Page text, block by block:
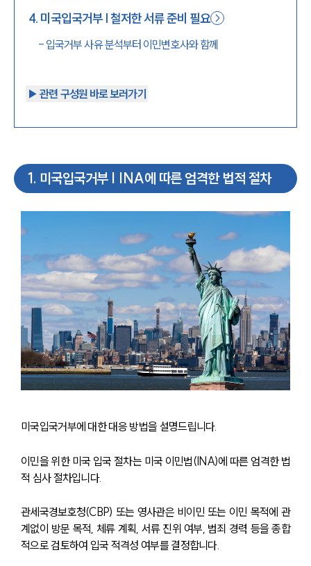
4. 미국입국거부 | 철저한 서류 준비 필요
- 입국거부 사유 분석부터 이민변호사와 함께
▶︎ 관련 구성원 바로 보러가기
1. 미국입국거부 | INA에 따른 엄격한 법적 절차
미국입국거부에 대한 대응 방법을 설명드립니다.
이민을 위한 미국 입국 절차는 미국 이민법(INA)에 따른 엄격한 법
적 심사 절차입니다.
관세국경보호청(CBP) 또는 영사관은 비이민 또는 이민 목적에 관
계없이 방문 목적, 체류 계획, 서류 진위 여부, 범죄 경력 등을 종합
적으로 검토하여 입국 적격성 여부를 결정합니다.